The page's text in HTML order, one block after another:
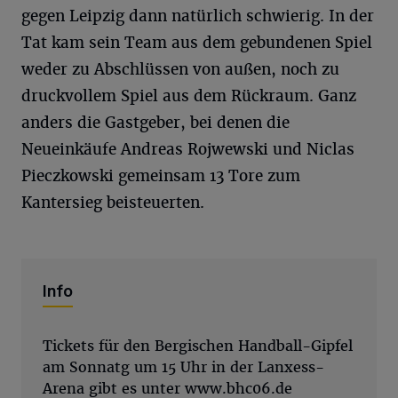
gegen Leipzig dann natürlich schwierig. In der
Tat kam sein Team aus dem gebundenen Spiel
weder zu Abschlüssen von außen, noch zu
druckvollem Spiel aus dem Rückraum. Ganz
anders die Gastgeber, bei denen die
Neueinkäufe Andreas Rojwewski und Niclas
Pieczkowski gemeinsam 13 Tore zum
Kantersieg beisteuerten.
Info
Tickets für den Bergischen Handball-Gipfel
am Sonnatg um 15 Uhr in der Lanxess-
Arena gibt es unter www.bhc06.de